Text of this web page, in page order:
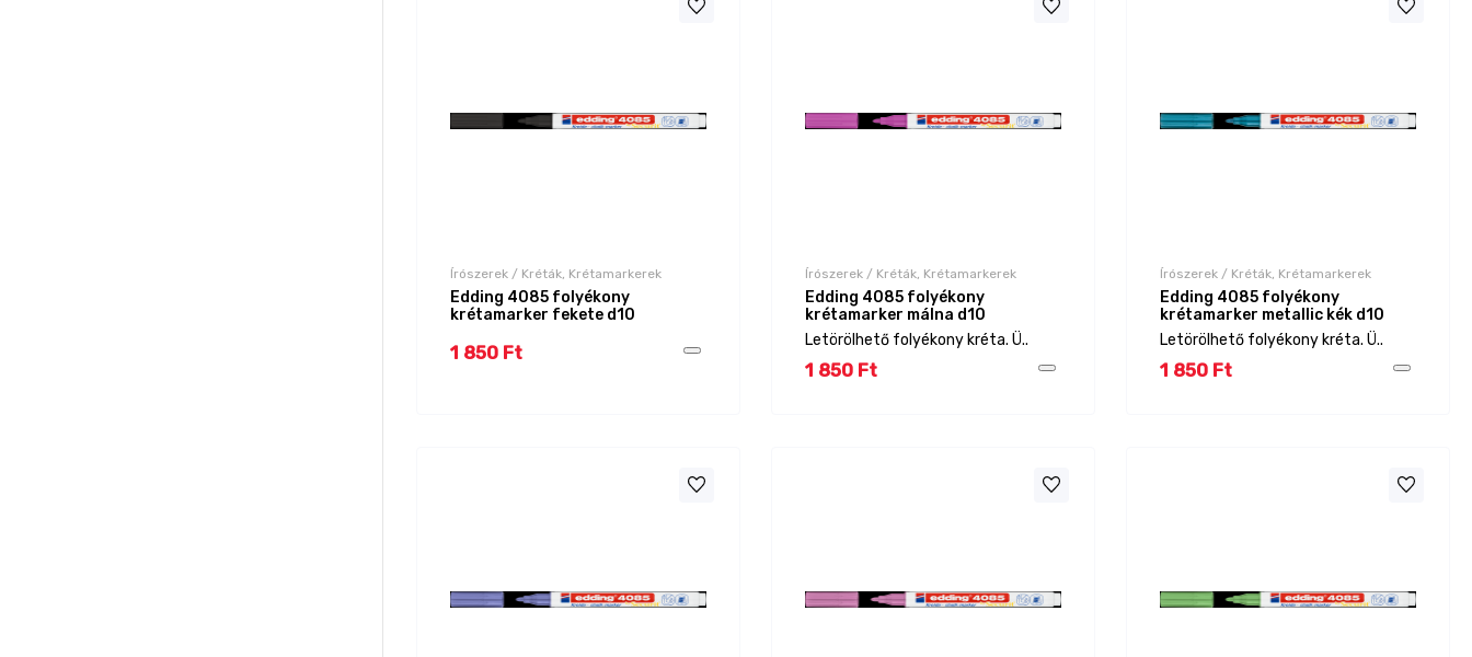
Írószerek / Kréták, Krétamarkerek
Edding 4085 folyékony
krétamarker fekete d10
1 850 Ft
Írószerek / Kréták, Krétamarkerek
Edding 4085 folyékony
krétamarker málna d10
Letörölhető folyékony kréta. Ü..
1 850 Ft
Írószerek / Kréták, Krétamarkerek
Edding 4085 folyékony
krétamarker metallic kék d10
Letörölhető folyékony kréta. Ü..
1 850 Ft